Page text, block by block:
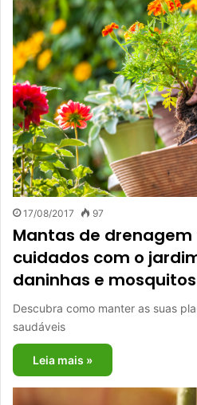
17/08/2017 97
Mantas de
cuidados com o
daninhas e mosquitos
Descubra como manter as suas
saudáveis
Leia mais »